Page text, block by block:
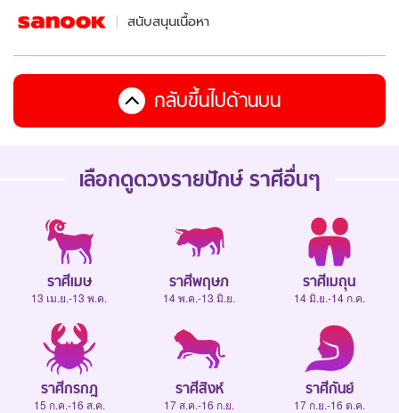
สนับสนุนเนื้อหา
กลับขึ้นไปด้านบน
เลือกดูดวงรายปักษ์ราศีอื่นๆ
ราศีเมษ
13 เม.ย.-13 พ.ค.
ราศีพฤษภ
14 พ.ค.-13 มิ.ย.
ราศีเมถุน
14 มิ.ย.-14 ก.ค.
ราศีกรกฎ
15 ก.ค.-16 ส.ค.
ราศีสิงห์
17 ส.ค.-16 ก.ย.
ราศีกันย์
17 ก.ย.-16 ต.ค.